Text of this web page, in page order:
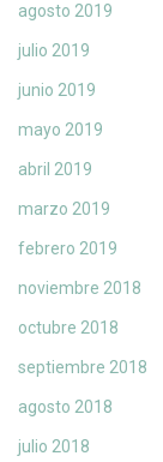
agosto 2019
julio 2019
junio 2019
mayo 2019
abril 2019
marzo 2019
febrero 2019
noviembre 2018
octubre 2018
septiembre 2018
agosto 2018
julio 2018